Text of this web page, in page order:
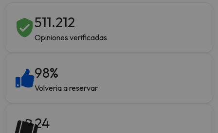
511.212
Opiniones verificadas
98%
Volveria a reservar
24